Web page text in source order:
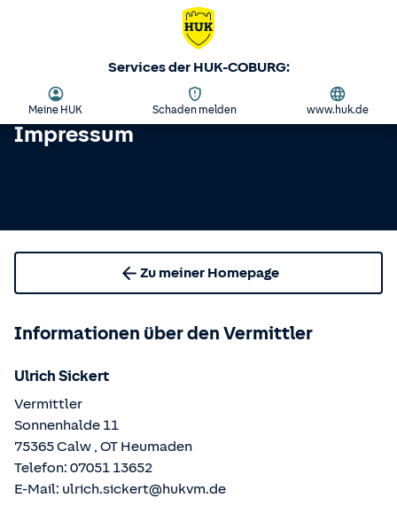
Services der HUK-COBURG:
Meine HUK Schaden melden www.huk.de
Impressum
Zu meiner Homepage
Informationen über den Vermittler
Ulrich Sickert
Vermittler
Sonnenhalde 11
75365Calw , OT Heumaden
Telefon: 07051 13652
E-Mail: ulrich.sickert@hukvm.de